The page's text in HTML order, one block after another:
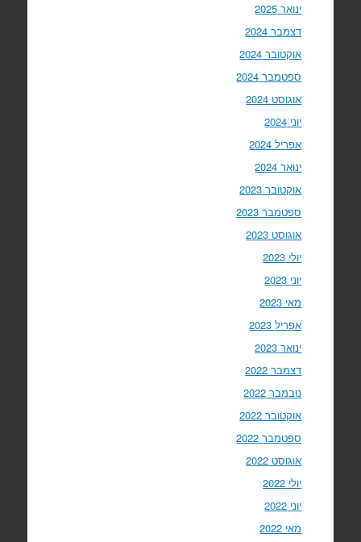
ינואר 2025
דצמבר 2024
אוקטובר 2024
ספטמבר 2024
אוגוסט 2024
יוני 2024
אפריל 2024
ינואר 2024
אוקטובר 2023
ספטמבר 2023
אוגוסט 2023
יולי 2023
יוני 2023
מאי 2023
אפריל 2023
ינואר 2023
דצמבר 2022
נובמבר 2022
אוקטובר 2022
ספטמבר 2022
אוגוסט 2022
יולי 2022
יוני 2022
מאי 2022